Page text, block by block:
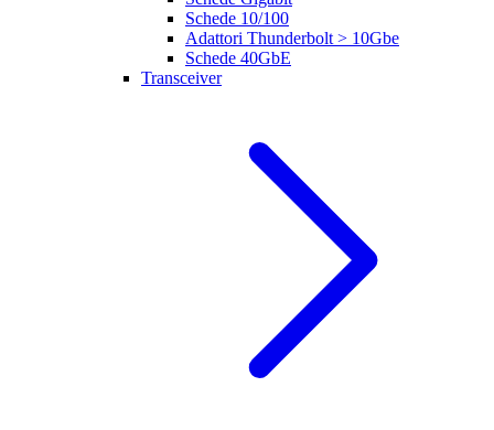
Schede 10/100
Adattori Thunderbolt > 10Gbe
Schede 40GbE
Transceiver